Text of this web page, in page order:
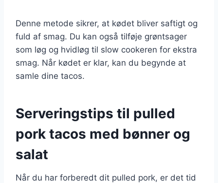
Denne metode sikrer, at kødet bliver saftigt og
fuld af smag. Du kan også tilføje grøntsager
som løg og hvidløg til slow cookeren for ekstra
smag. Når kødet er klar, kan du begynde at
samle dine tacos.
Serveringstips til pulled
pork tacos med bønner og
salat
Når du har forberedt dit pulled pork, er det tid